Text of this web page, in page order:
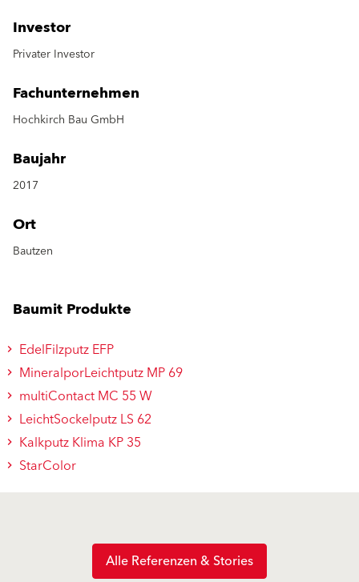
Investor
Privater Investor
Fachunternehmen
Hochkirch Bau GmbH
Baujahr
2017
Ort
Bautzen
Baumit Produkte
EdelFilzputz EFP
MineralporLeichtputz MP 69
multiContact MC 55 W
LeichtSockelputz LS 62
Kalkputz Klima KP 35
StarColor
Alle Referenzen & Stories